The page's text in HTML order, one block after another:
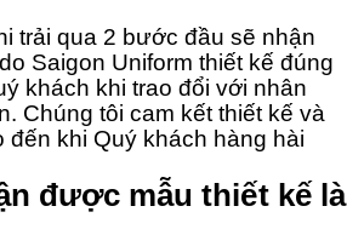
trải qua 2 bước đầu sẽ nhận
Saigon Uniform thiết kế đúng
khách khi trao đổi với nhân
Chúng tôi cam kết thiết kế và
đến khi Quý khách hàng hài
được mẫu thiết kế là